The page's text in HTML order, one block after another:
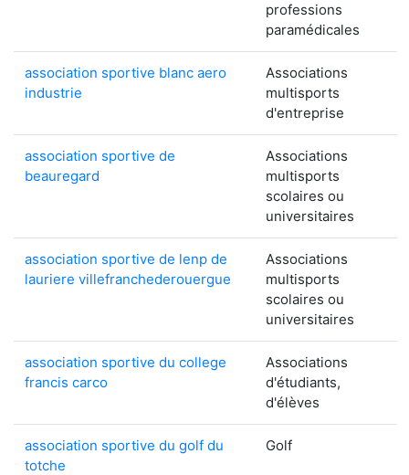
professions
paramédicales
association sportive blanc aero
industrie
Associations
multisports
d'entreprise
association sportive de
beauregard
Associations
multisports
scolaires ou
universitaires
association sportive de lenp de
lauriere villefranchederouergue
Associations
multisports
scolaires ou
universitaires
association sportive du college
francis carco
Associations
d'étudiants,
d'élèves
association sportive du golf du
totche
Golf